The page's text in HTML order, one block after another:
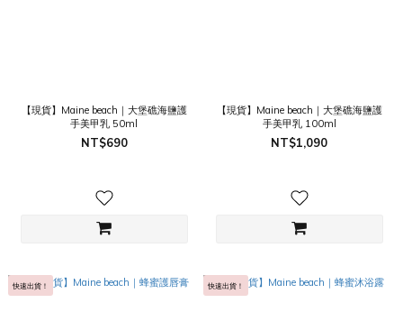
【現貨】Maine beach｜大堡礁海鹽護
手美甲乳 50ml
NT$690
【現貨】Maine beach｜大堡礁海鹽護
手美甲乳 100ml
NT$1,090
快速出貨！ 快速出貨！